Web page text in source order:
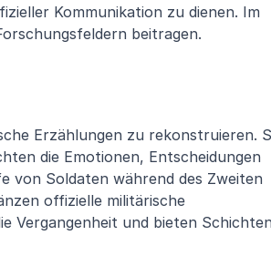
Kommunikation zu dienen. Im
beitragen.
Erzählungen zu rekonstruieren.
die Emotionen, Entscheidungen
von Soldaten während des Zweiten
offizielle militärische
Vergangenheit und bieten